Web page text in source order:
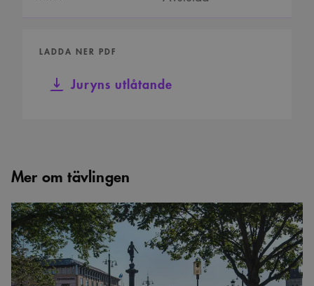
LADDA NER PDF
Juryns utlåtande
Mer om tävlingen
Tävling
om
cafébyggnad
i
Brunnsparken
–
se